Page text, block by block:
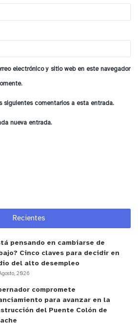
electrónico y sitio web en este navegador
siguientes comentarios a esta entrada.
nueva entrada.
Recientes
pensando en cambiarse de
Cinco claves para decidir en
del alto desempleo
2026
compromete
para avanzar en la
del Puente Colón de